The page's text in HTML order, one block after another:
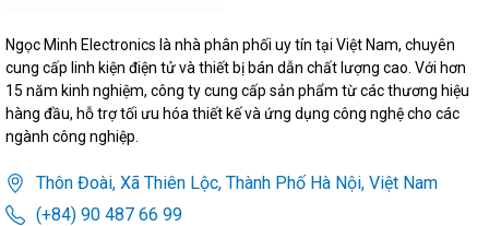
Ngọc Minh Electronics là nhà phân phối uy tín tại Việt Nam, chuyên
cung cấp linh kiện điện tử và thiết bị bán dẫn chất lượng cao. Với hơn
15 năm kinh nghiệm, công ty cung cấp sản phẩm từ các thương hiệu
hàng đầu, hỗ trợ tối ưu hóa thiết kế và ứng dụng công nghệ cho các
ngành công nghiệp.
Thôn Đoài, Xã Thiên Lộc, Thành Phố Hà Nội, Việt Nam
(+84) 90 487 66 99